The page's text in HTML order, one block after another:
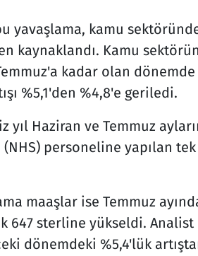
yavaşlama, kamu
kaynaklandı. Kamu
kadar olan
%5,1'den %4,8'e geriledi.
yıl Haziran ve Temmuz
(NHS) personeline yapılan
maaşlar ise Temmuz
647 sterline yükseldi.
dönemdeki %5,4'lük